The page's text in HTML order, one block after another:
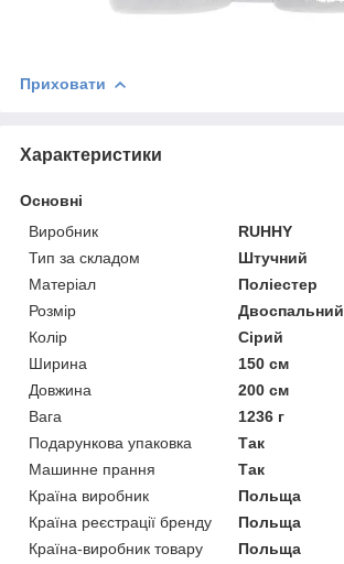
Приховати
Характеристики
Основні
Виробник
RUHHY
Тип за складом
Штучний
Матеріал
Поліестер
Розмір
Двоспальний
Колір
Сірий
Ширина
150 см
Довжина
200 см
Вага
1236 г
Подарункова упаковка
Так
Машинне прання
Так
Країна виробник
Польща
Країна реєстрації бренду
Польща
Країна-виробник товару
Польща